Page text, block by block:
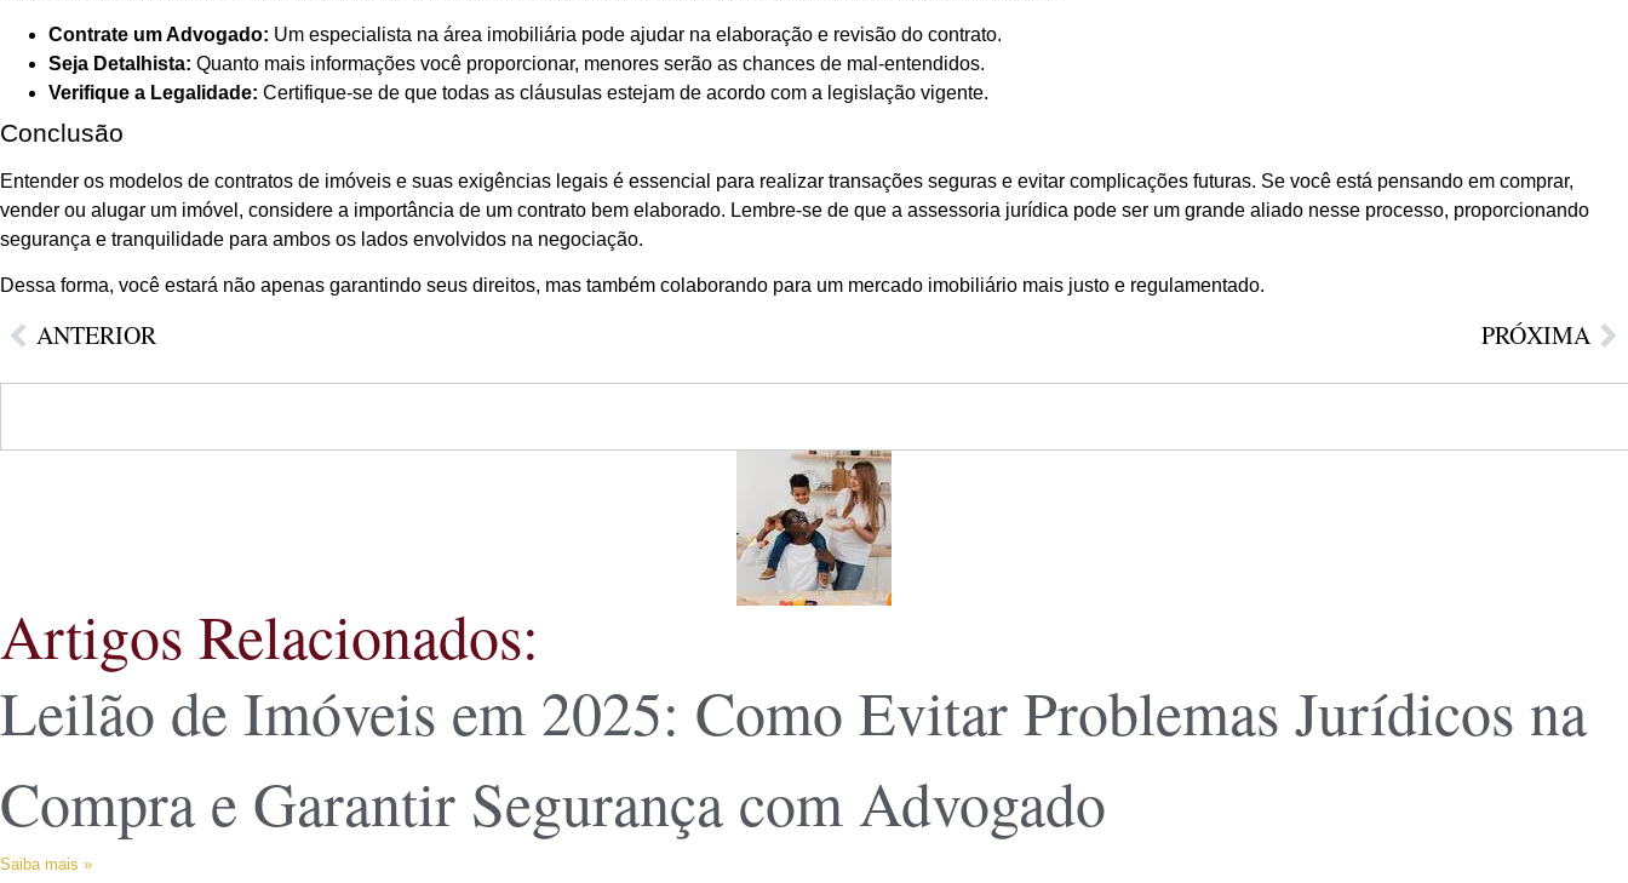
Contrate um Advogado: Um especialista na área imobiliária pode ajudar na elaboração e revisão do contrato.
Seja Detalhista: Quanto mais informações você proporcionar, menores serão as chances de mal-entendidos.
Verifique a Legalidade: Certifique-se de que todas as cláusulas estejam de acordo com a legislação vigente.
Conclusão
Entender os modelos de contratos de imóveis e suas exigências legais é essencial para realizar transações seguras e evitar complicações futuras. Se você está pensando em comprar,
vender ou alugar um imóvel, considere a importância de um contrato bem elaborado. Lembre-se de que a assessoria jurídica pode ser um grande aliado nesse processo, proporcionando
segurança e tranquilidade para ambos os lados envolvidos na negociação.
Dessa forma, você estará não apenas garantindo seus direitos, mas também colaborando para um mercado imobiliário mais justo e regulamentado.
ANTERIOR PRÓXIMA
Artigos Relacionados:
Leilão de Imóveis em 2025: Como Evitar Problemas Jurídicos na
Compra e Garantir Segurança com Advogado
Saiba mais »